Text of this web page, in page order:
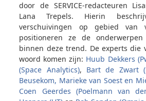
door de SERVICE-redacteuren
Lana Trepels. Hierin
verschuivingen op gebied van
positioneren ze de
binnen deze trend. De experts die
woord komen zijn: Huub Dekkers
(Space Analytics), Bart de Zwart
Beusekom, Marieke van Soest en
Coen Geerdes (Poelmann van